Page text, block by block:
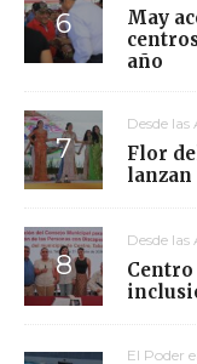
May
año
Desde las
Flor
Desde las
El Poder